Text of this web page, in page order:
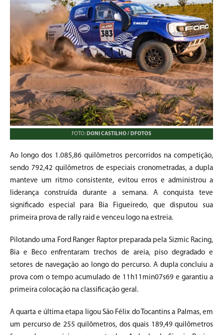
FOTO: DONI CASTILHO / DFOTOS
Ao longo dos 1.085,86 quilômetros percorridos na competição,
sendo 792,42 quilômetros de especiais cronometradas, a dupla
manteve um ritmo consistente, evitou erros e administrou a
liderança construída durante a semana. A conquista teve
significado especial para Bia Figueiredo, que disputou sua
primeira prova de rally raid e venceu logo na estreia.
Pilotando uma Ford Ranger Raptor preparada pela Sizmic Racing,
Bia e Beco enfrentaram trechos de areia, piso degradado e
setores de navegação ao longo do percurso. A dupla concluiu a
prova com o tempo acumulado de 11h11min07s69 e garantiu a
primeira colocação na classificação geral.
A quarta e última etapa ligou São Félix do Tocantins a Palmas, em
um percurso de 255 quilômetros, dos quais 189,49 quilômetros